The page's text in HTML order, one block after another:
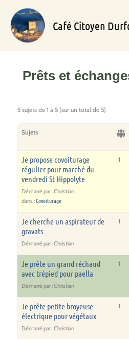
contenu
Café Citoyen
Prêts et
5 sujets de 1 à 5 (sur un total de 5)
Sujets
Je propose covoiturage
régulier pour marché du
vendredi St Hippolyte
Démarré par :Christian
dans :Covoiturage
1
Je cherche un aspirateur de
gravats
Démarré par :Christian
1
Je prête un grand réchaud
avec trépied pour paella
Démarré par :Christian
1
Je prête petite broyeuse
électrique pour végétaux
Démarré par :Christian
1